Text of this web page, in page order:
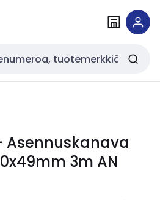
- Asennuskanava
3m AN